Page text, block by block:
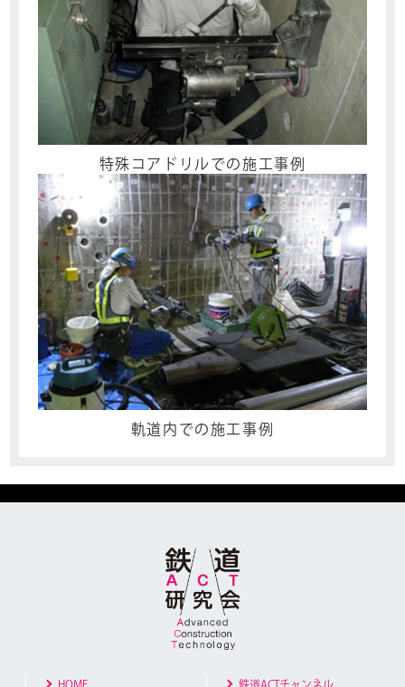
特殊コアドリルでの施工事例
軌道内での施工事例
HOME 鉄道ACTチャンネル